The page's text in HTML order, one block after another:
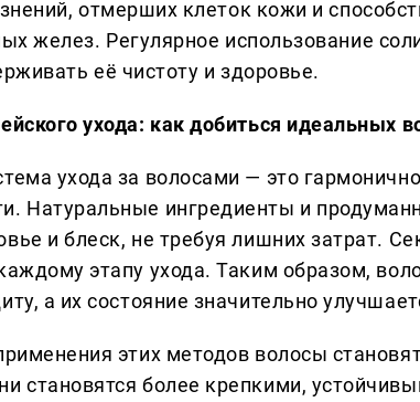
отмерших клеток кожи и
желез. Регулярное использование
её чистоту и здоровье.
ухода: как добиться идеальных
ухода за волосами — это
Натуральные ингредиенты и
и блеск, не требуя лишних затрат.
этапу ухода. Таким образом,
а их состояние значительно
этих методов волосы
становятся более крепкими,